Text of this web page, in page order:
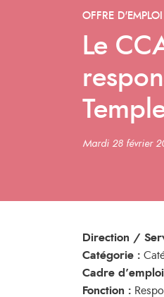
OFFRE D'EMPLOI
Le
Mardi 28 février
Direction /
Catégorie :
Cadre
Fonction :